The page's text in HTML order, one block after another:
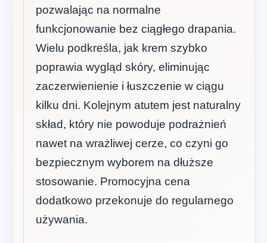
pozwalając na normalne
funkcjonowanie bez ciągłego drapania.
Wielu podkreśla, jak krem szybko
poprawia wygląd skóry, eliminując
zaczerwienienie i łuszczenie w ciągu
kilku dni. Kolejnym atutem jest naturalny
skład, który nie powoduje podrażnień
nawet na wrażliwej cerze, co czyni go
bezpiecznym wyborem na dłuższe
stosowanie. Promocyjna cena
dodatkowo przekonuje do regularnego
używania.